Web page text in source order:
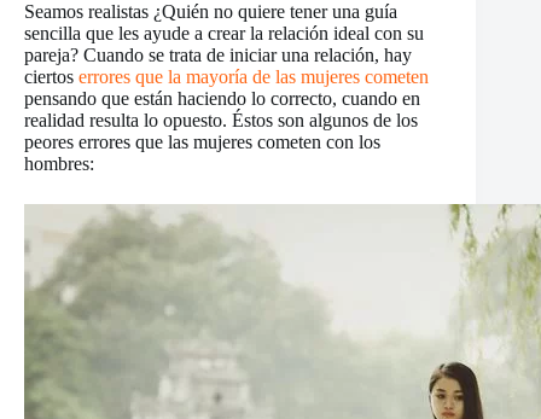
Seamos realistas ¿Quién no quiere tener una guía
sencilla que les ayude a crear la relación ideal con su
pareja? Cuando se trata de iniciar una relación, hay
ciertos errores que la mayoría de las mujeres cometen
pensando que están haciendo lo correcto, cuando en
realidad resulta lo opuesto. Éstos son algunos de los
peores errores que las mujeres cometen con los
hombres: